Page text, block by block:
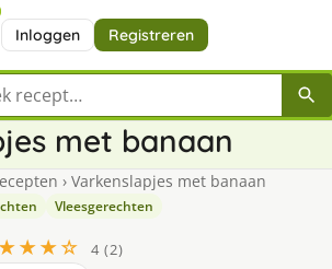
Inloggen Registreren
een recept
met banaan
› Varkenslapjes met banaan
Vleesgerechten
4 (2)